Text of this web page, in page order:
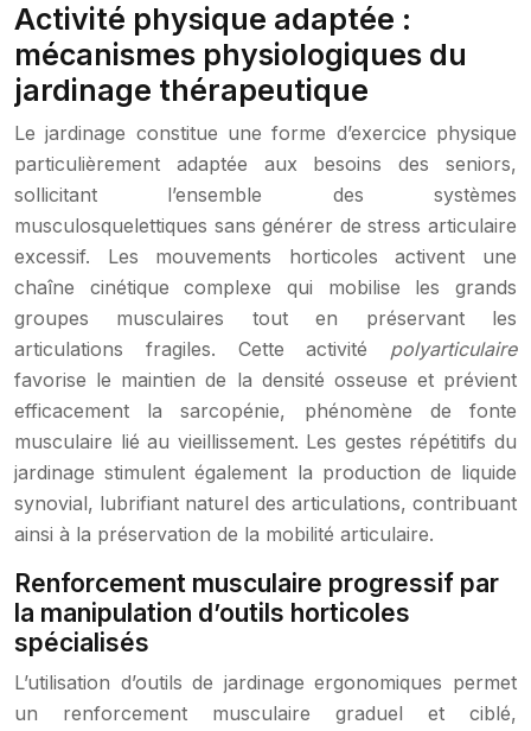
Activité physique adaptée :
mécanismes physiologiques du
jardinage thérapeutique
Le jardinage constitue une forme d’exercice physique
particulièrement adaptée aux besoins des seniors,
sollicitant l’ensemble des systèmes
musculosquelettiques sans générer de stress articulaire
excessif. Les mouvements horticoles activent une
chaîne cinétique complexe qui mobilise les grands
groupes musculaires tout en préservant les
articulations fragiles. Cette activité polyarticulaire
favorise le maintien de la densité osseuse et prévient
efficacement la sarcopénie, phénomène de fonte
musculaire lié au vieillissement. Les gestes répétitifs du
jardinage stimulent également la production de liquide
synovial, lubrifiant naturel des articulations, contribuant
ainsi à la préservation de la mobilité articulaire.
Renforcement musculaire progressif par
la manipulation d’outils horticoles
spécialisés
L’utilisation d’outils de jardinage ergonomiques permet
un renforcement musculaire graduel et ciblé,